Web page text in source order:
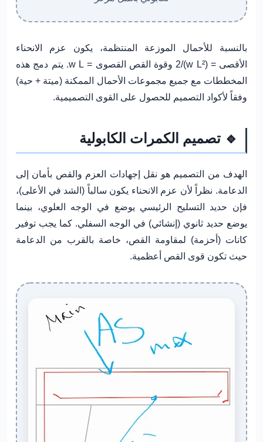
بالنسبة للأحمال الموزعة المنتظمة، يكون عزم الانحناء
الأقصى = (w L²)/2 وقوة القص القصوى = w L. يتم دمج هذه
المخططات مع جميع مجموعات الأحمال الممكنة (ميتة + حية)
وفقاً لأكواد التصميم للحصول على القوى التصميمية.
🔹 تصميم الكمرات الكابولية
الهدف من التصميم هو نقل إجهادات العزم والقص بأمان إلى
الدعامة. نظراً لأن عزم الانحناء يكون سالباً (الشد في الأعلى)،
فإن حديد التسليح الرئيسي يوضع في الوجه العلوي، بينما
يوضع حديد ثانوي (إنشائي) في الوجه السفلي. كما يجب توفير
كانات (أحزمة) لمقاومة القص، خاصة بالقرب من الدعامة
حيث تكون قوى القص أعظمية.